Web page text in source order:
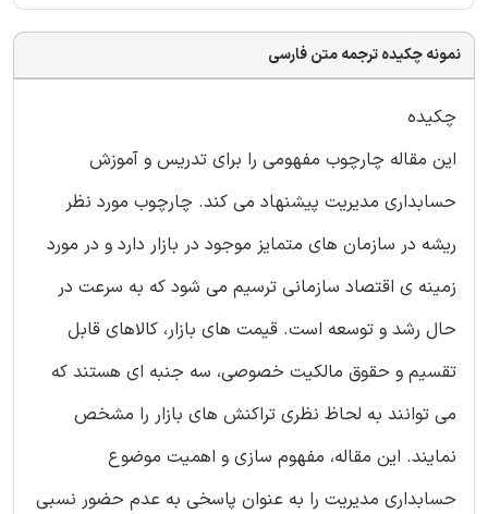
نمونه چکیده ترجمه متن فارسی
چکیده
این مقاله چارچوب مفهومی را برای تدریس و آموزش
حسابداری مدیریت پیشنهاد می کند. چارچوب مورد نظر
ریشه در سازمان های متمایز موجود در بازار دارد و در مورد
زمینه ی اقتصاد سازمانی ترسیم می شود که به سرعت در
حال رشد و توسعه است. قیمت های بازار، کالاهای قابل
تقسیم و حقوق مالکیت خصوصی، سه جنبه ای هستند که
می توانند به لحاظ نظری تراکنش های بازار را مشخص
نمایند. این مقاله، مفهوم سازی و اهمیت موضوع
حسابداری مدیریت را به عنوان پاسخی به عدم حضور نسبی